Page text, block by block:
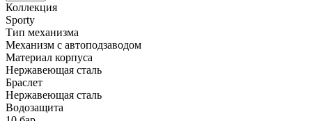
Коллекция
Sporty
Тип механизма
Механизм с автоподзаводом
Материал корпуса
Нержавеющая сталь
Браслет
Нержавеющая сталь
Водозащита